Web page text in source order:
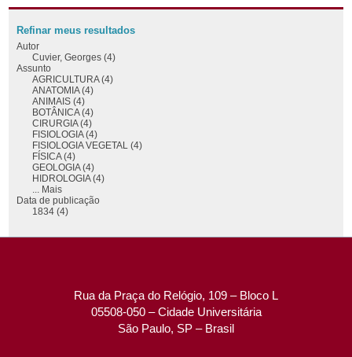
Refinar meus resultados
Autor
Cuvier, Georges (4)
Assunto
AGRICULTURA (4)
ANATOMIA (4)
ANIMAIS (4)
BOTÂNICA (4)
CIRURGIA (4)
FISIOLOGIA (4)
FISIOLOGIA VEGETAL (4)
FÍSICA (4)
GEOLOGIA (4)
HIDROLOGIA (4)
... Mais
Data de publicação
1834 (4)
Rua da Praça do Relógio, 109 – Bloco L
05508-050 – Cidade Universitária
São Paulo, SP – Brasil